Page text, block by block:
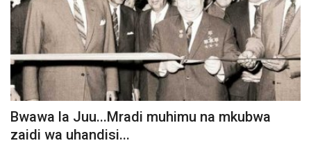
Wasiliana
Onyesho la Majaribio
Misri
Timu yetu
Bwawa la Juu...Mradi muhimu na mkubwa
zaidi wa uhandisi...